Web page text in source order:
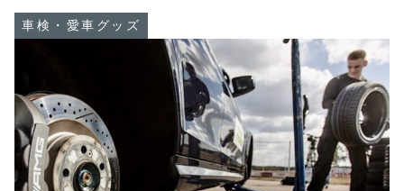
車検・愛車グッズ